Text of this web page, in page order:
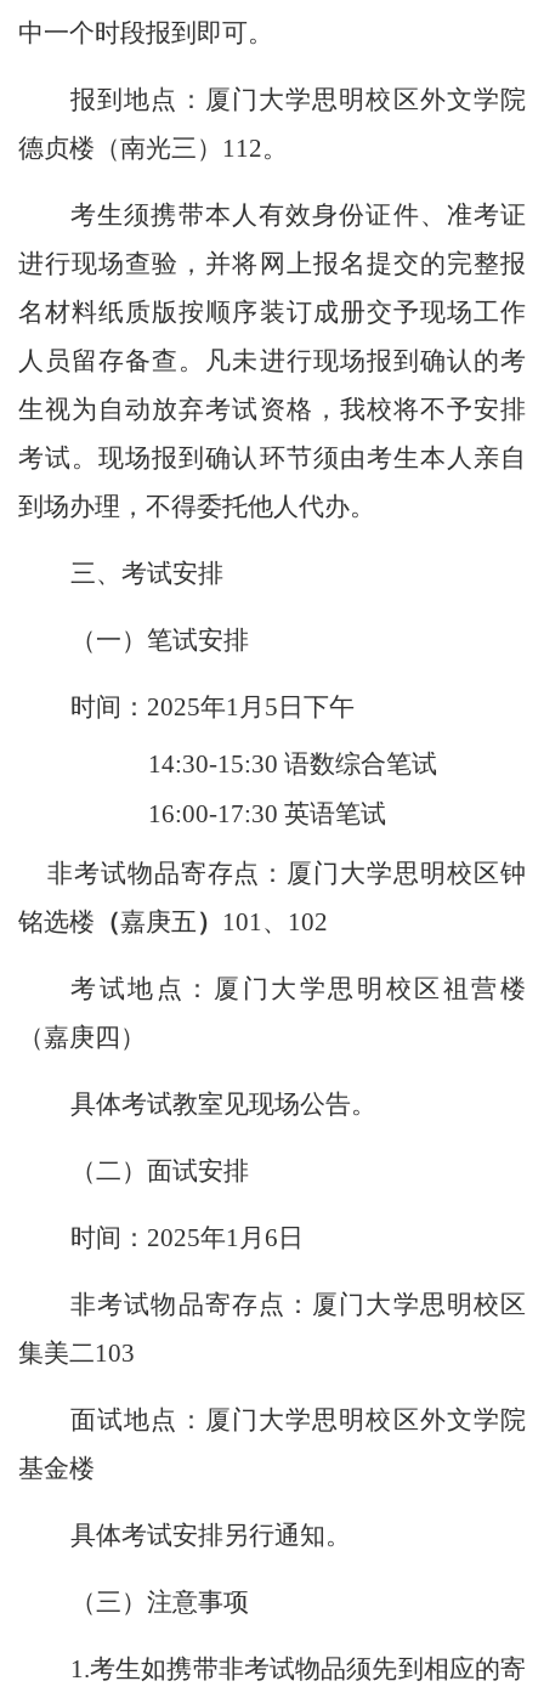
中一个时段报到即可。
报到地点：厦门大学思明校区外文学院
德贞楼（南光三） 112。
考生须携带本人有效身份证件、准考证
进行现场查验，并将网上报名提交的完整报
名材料纸质版按顺序装订成册交予现场工作
人员留存备查。凡未进行现场报到确认的考
生视为自动放弃考试资格，我校将不予安排
考试。现场报到确认环节须由考生本人亲自
到场办理，不得委托他人代办。
三、考试安排
（一）笔试安排
时间： 2025年1月5日下午
14:30-15:30 语数综合笔试
16:00-17:30 英语笔试
非考试物品寄存点 ：厦门大学思明校区钟
铭选楼 （嘉庚五） 101、102
考试地点：厦门大学思明校区祖营楼
（嘉庚四）
具体考试教室见现场公告。
（二）面试安排
时间： 2025年1月6日
非考试物品寄存点：厦门大学思明校区
集美二103
面试地点：厦门大学思明校区外文学院
基金楼
具体考试安排另行通知。
（三）注意事项
1.考生如携带非考试物品须先到相应的寄